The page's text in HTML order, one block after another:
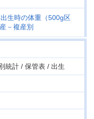
生時の体重（500g区
－複産別
統計 / 保管表 / 出生